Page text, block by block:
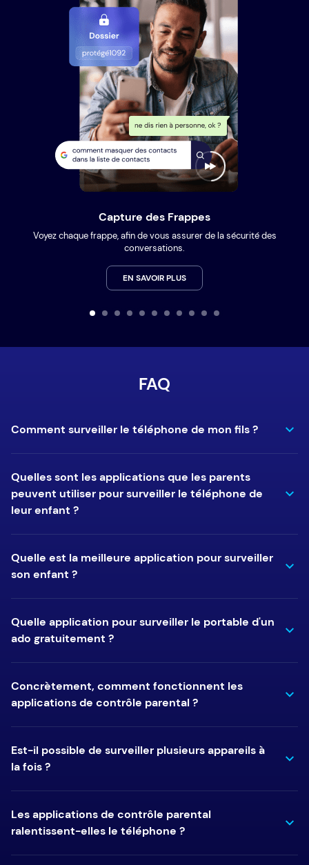
Capture des Frappes
Voyez chaque frappe, afin de vous assurer de la sécurité des
conversations.
EN SAVOIR PLUS
FAQ
Comment surveiller le téléphone de mon fils ?
Quelles sont les applications que les parents
peuvent utiliser pour surveiller le téléphone de
leur enfant ?
Quelle est la meilleure application pour surveiller
son enfant ?
Quelle application pour surveiller le portable d'un
ado gratuitement ?
Concrètement, comment fonctionnent les
applications de contrôle parental ?
Est-il possible de surveiller plusieurs appareils à
la fois ?
Les applications de contrôle parental
ralentissent-elles le téléphone ?